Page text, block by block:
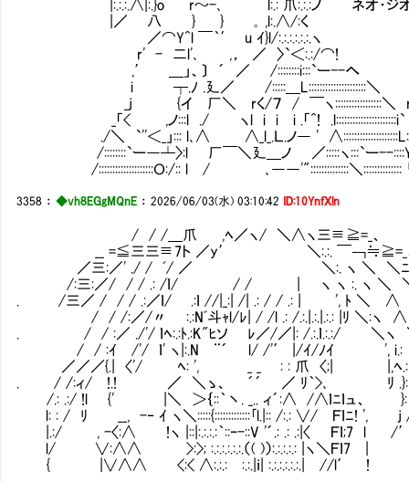
|:.:.:.∧|:.}o r～-､ l:.: 爪:.:.:ノ ネオ・ジオンのザ
|／ 八 } } ｡ ,l:.∧/:く
／⌒Y^l ￣｀′ u ｲ}l/:.:.:.:.:.:.ヽ
r' - 二l'､ ,， ／ 〉`＜:.:/⌒!
,′ ＿」、〕 ´ ／ /::::::::i:::`ー--へ
i ┬.ﾉ .廴／ /:::::＿L:::::::::::::::::::::
_j {イ 厂＼ rく/７ / ￣ヽ:::::::::::::::::＼ r～ﾚ
_「< ,ノ:::l ./ ヽl i i i .「^!
./＼ `''＜_」::: l､∧ ∧_l_.Ｌ.ノ― ' ∧::::::::::::::::::::L:.」
/::::::::`ー―┴〉:l 厂￣＼廴＿ノ ／:::::ヽ:::`ー--::::Y
/::::::::::::::::::::Ｏ:/:: l / Ⅵ､――'"::::::::::::::＼
3358 ：◆vh8EGgMQnE ：2026/06/03(水) 03:10:42 ID:10YnfXln
/ / /＿爪 ,ﾍ／ヽ/ ＼∧ヽ三≡≧=_、
__ =≦三三≡7ト ／y′ ＼:.:. ￣￢≒≧=_
／三:／' ./ / ﾞ/ ／ ＼:. ヽ ＼ ＼ﾆ
/:三:／/ / / .: /ｌ/ / / | ヽ ヽ :. ヽ ＼
. /三／ / / / .:／ｌ/ .:ｌ //|_:| /| .: / / .: | ', ﾄ ＼ ∧
/ / /:／/〃 :.:Nﾞ斗ｬl/ﾚ| / /l .: /.:.|.:.|.:.: |ﾘ ＼:ヽ ∧
. / / :／ ./'/ ｌﾍ:.:ﾄ.:K"ﾋソ ﾚ／/／|: /.:.ｌ.:.:/ ＼ヽ
/ / :ｲ /'/ ｌ' ヽ|:.N ¨´ l/ /'′ |/ｲ/ﾉｲ ', i.: ト＼ ジ
／／／{.| 〈'/ ﾍ: ', _ _ : : 爪 〈;| |,ﾍ.:
. / /:ィ/ !.! ／ ＼ゝ、 ´´ ／ ﾘ｀>､ ﾘ .}:
/.: .:/ !l {' |＼ ＞｛::｀丶. _.. ィ´:∧ /∧ｌﾆｌュ、 }:
l: : / ﾘ __, -‐ ｲ ヽ＼:::::{:::::::::::::｢l.|:: /:.: ∨/ Ｆｌﾆ! ', j
|.:/ , -〈:∧ !ヽ |::|:.:.:.:｀::ｰ-::V '´.: .: .:|〈 Ｆｌ;7 l /
l/ ∨:∧∧ 〟 >:>; :.:.:.:.:.:.（( )）:.:.:.:.: |ヽ＼Ｆｌ7 |
{ |∨∧∧ <:< ∧:.:.:〝:.:.|ｉ| :.:.:.:.:.:.| //l′ !